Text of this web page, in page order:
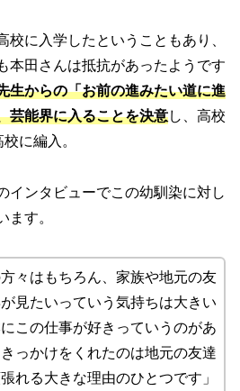
に入学したということもあり、
本田さんは抵抗があったようです
生からの「お前の進みたい道に進
芸能界に入ることを決意し、高校
に編入。
インタビューでこの幼馴染に対し
す。
方々はもちろん、家族や地元の友
見たいっていう気持ちは大きい
この仕事が好きっていうのがあ
っかけをくれたのは地元の友達
れる大きな理由のひとつです」